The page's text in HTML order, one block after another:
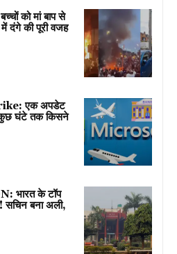
को मां बाप से
दंगे की पूरी वजह
एक अपडेट
कुछ घंटे तक किसने
भारत के टॉप
सचिन बना अली,